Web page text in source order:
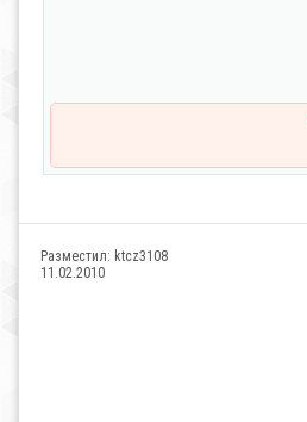
Разместил: ktcz3108
11.02.2010